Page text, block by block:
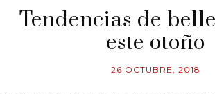
Tendencias de
este otoño
26 OCTUBRE, 2018